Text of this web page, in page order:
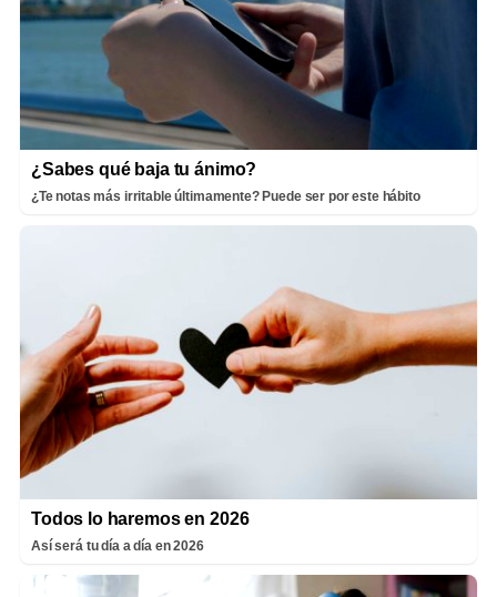
¿Sabes qué baja tu ánimo?
¿Te notas más irritable últimamente? Puede ser por este hábito
Todos lo haremos en 2026
Así será tu día a día en 2026